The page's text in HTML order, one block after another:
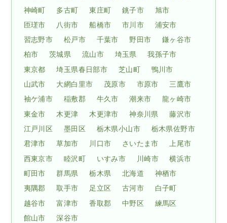
神崎町
多古町 東庄町 銚子市
旭市
匝瑳市
八街市 船橋市 市川市
浦安市
習志野市
松戸市 千葉市 野田市
鎌ヶ谷市
柏市
茨城県 流山市 埼玉県
我孫子市
東京都
埼玉県春日部市 芝山町
鴨川市
山武市
大網白里市 茂原市 市原市
三鷹市
袖ケ浦市
稲敷郡 牛久市 潮来市
龍ヶ崎市
東金市
木更津 木更津市 神奈川県
藤沢市
江戸川区
墨田区 栃木県小山市
栃木県佐野市
君津市
草加市 川口市 さいたま市
上尾市
西東京市
睦沢町 いすみ市 川崎市
横浜市
町田市
群馬県 栃木県 北海道
神栖市
夷隅郡
取手市 足立区 古河市
白子町
越谷市
富津市 香取郡 中野区
練馬区
館山市
深谷市